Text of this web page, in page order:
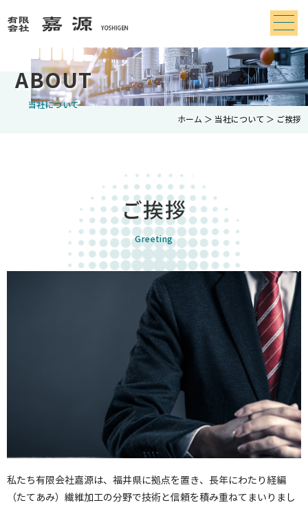
ABOUT
当社について
ホーム ＞ 当社について ＞ ご挨拶
ご挨拶
Greeting
私たち有限会社嘉源は、福井県に拠点を置き、長年にわたり経編
（たてあみ）繊維加工の分野で技術と信頼を積み重ねてまいりまし